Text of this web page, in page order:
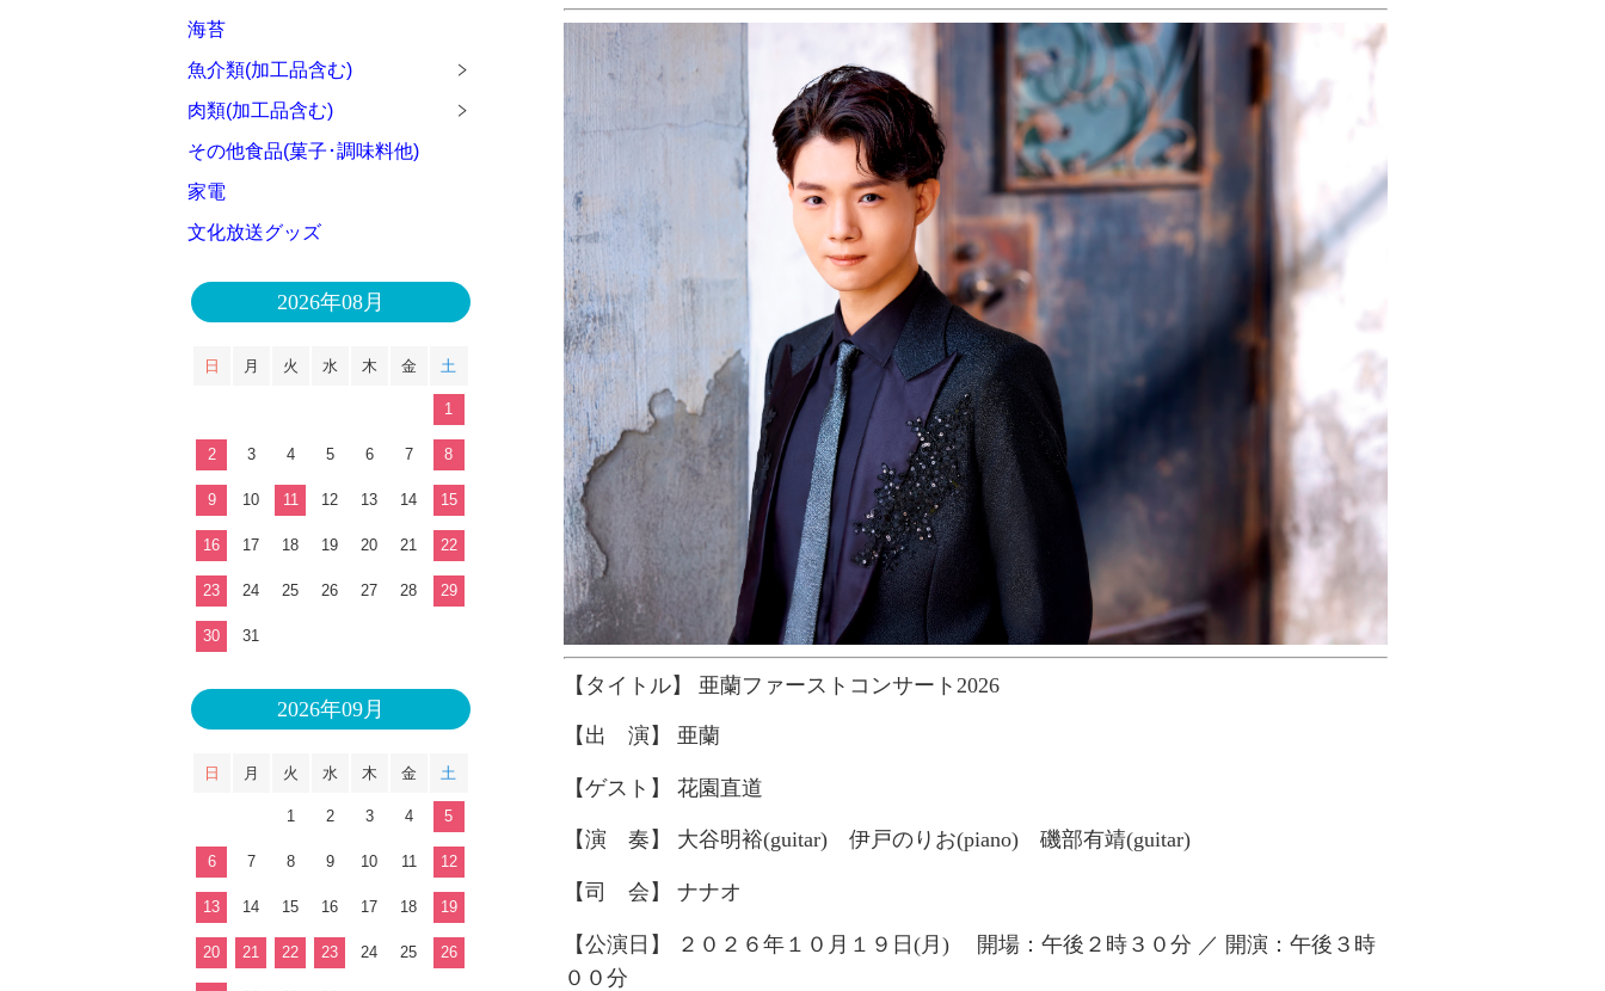
【タイトル】 亜蘭ファーストコンサート2026
【出 演】 亜蘭
【ゲスト】 花園直道
【演 奏】 大谷明裕(guitar) 伊戸のりお(piano) 磯部有靖(guitar)
【司 会】 ナナオ
【公演日】 ２０２６ 年１０月１９日(月 ) 開場：午後 ２ 時３０分 ／ 開演：午後３時
００ 分
海苔
魚介類(加工品含む)
肉類(加工品含む)
その他食品(菓子･調味料他)
家電
文化放送グッズ
2026年08月
日 月 火 水 木 金 土
1
2 3 4 5 6 7 8
9 10 11 12 13 14 15
16 17 18 19 20 21 22
23 24 25 26 27 28 29
30 31
2026年09月
日 月 火 水 木 金 土
1 2 3 4 5
6 7 8 9 10 11 12
13 14 15 16 17 18 19
20 21 22 23 24 25 26